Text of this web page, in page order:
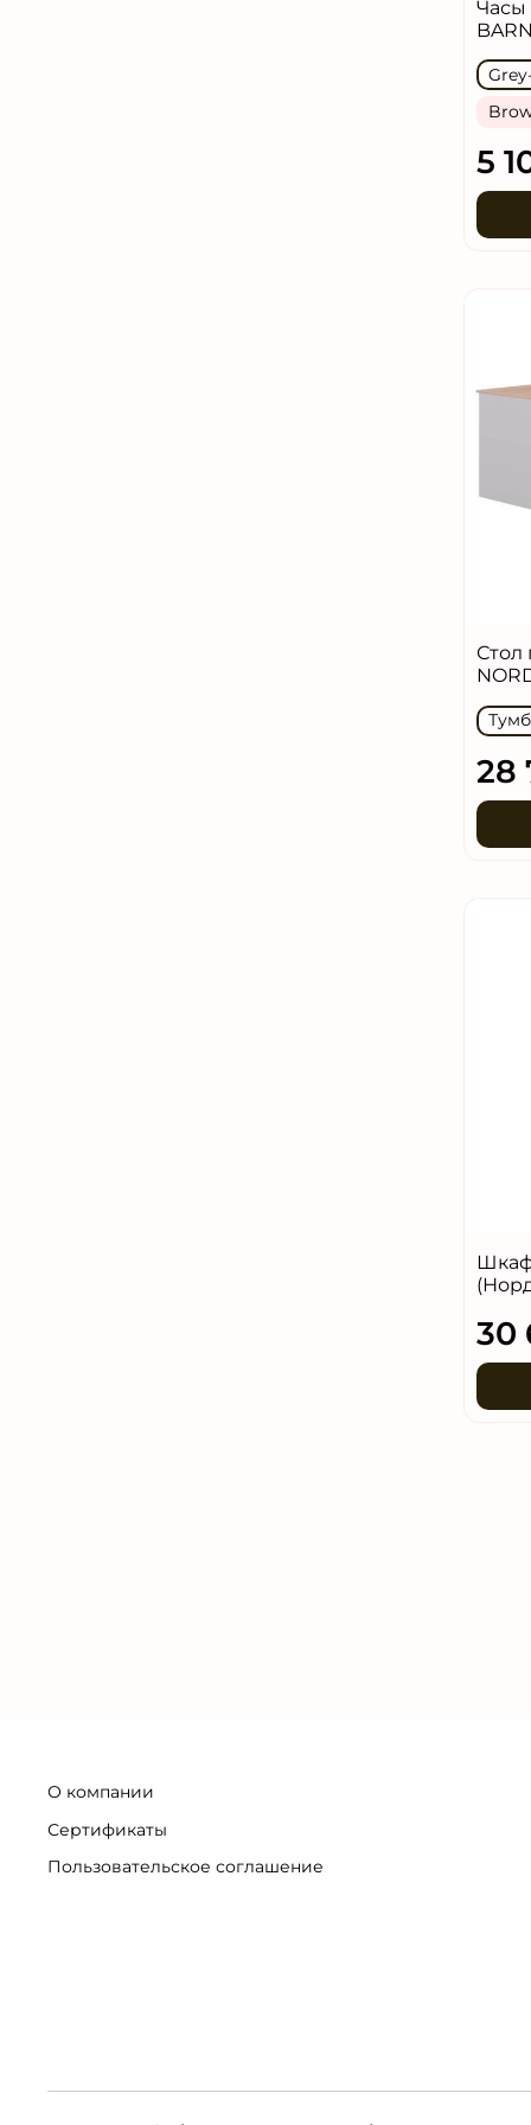
Часы
5
Стол
28
30
О компании
Сертификаты
Пользовательское соглашение